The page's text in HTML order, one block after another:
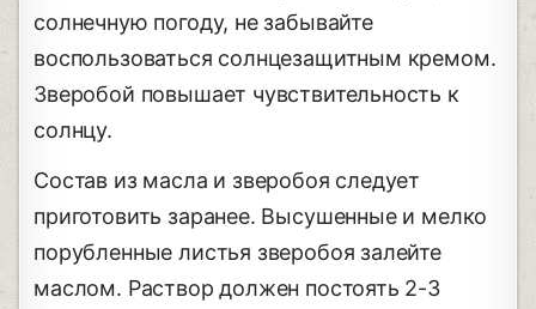
солнечную погоду, не забывайте
воспользоваться солнцезащитным кремом.
Зверобой повышает чувствительность к
солнцу.
Состав из масла и зверобоя следует
приготовить заранее. Высушенные и мелко
порубленные листья зверобоя залейте
маслом. Раствор должен постоять 2-3